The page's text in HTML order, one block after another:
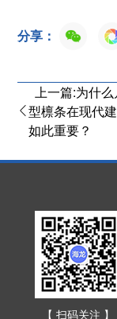
分享：
上一篇:为什
型檩条在现代
如此重要？
【 扫码关注 】